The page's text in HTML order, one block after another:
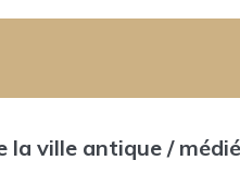
la ville antique /